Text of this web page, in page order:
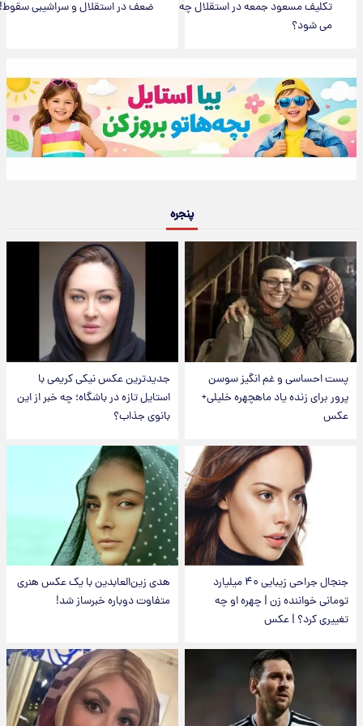
تکلیف مسعود جمعه در استقلال چه
می شود؟
ضعف در استقلال و سراشیبی سقوط!
پنجره
پست احساسی و غم انگیز سوسن
پرور برای زنده یاد ماهچهره خلیلی+
عکس
جدیدترین عکس نیکی کریمی با
استایل تازه در باشگاه؛ چه خبر از این
بانوی جذاب؟
جنجال جراحی زیبایی ۴۰ میلیارد
تومانی خواننده زن | چهره او چه
تغییری کرد؟ | عکس
هدی زین‌العابدین با یک عکس هنری
متفاوت دوباره خبرساز شد!